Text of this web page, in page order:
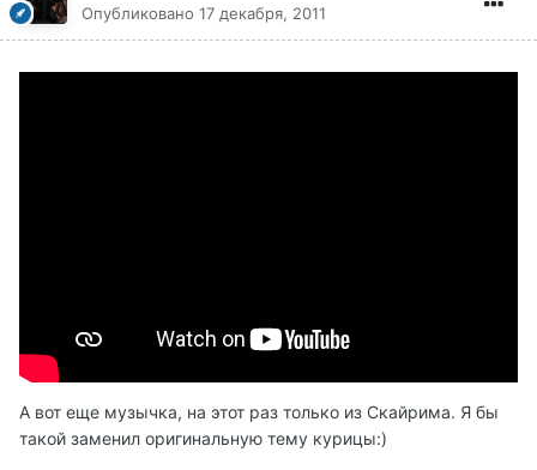
Опубликовано 17 декабря, 2011
А вот еще музычка, на этот раз только из Скайрима. Я бы
такой заменил оригинальную тему курицы:)